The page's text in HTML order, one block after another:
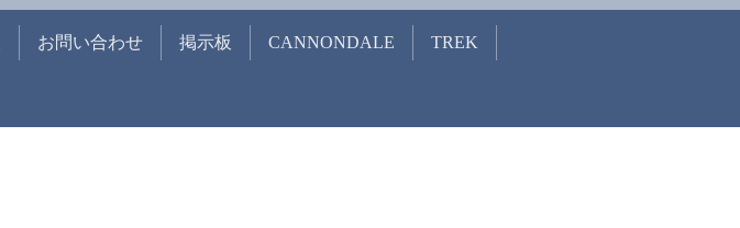
お問い合わせ 掲示板 CANNONDALE TREK